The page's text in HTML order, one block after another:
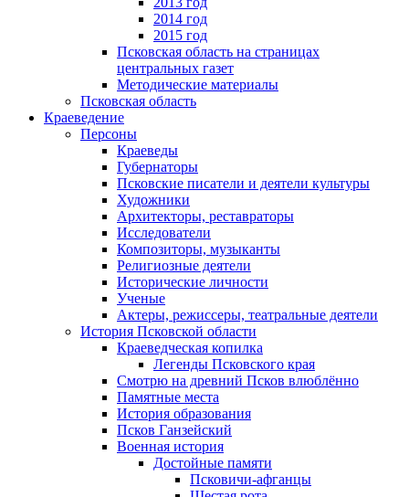
2014 год
2015 год
Псковская область на страницах
центральных газет
Методические материалы
Псковская область
Краеведение
Персоны
Краеведы
Губернаторы
Псковские писатели и деятели культуры
Художники
Архитекторы, реставраторы
Исследователи
Композиторы, музыканты
Религиозные деятели
Исторические личности
Ученые
Актеры, режиссеры, театральные деятели
История Псковской области
Краеведческая копилка
Легенды Псковского края
Смотрю на древний Псков влюблённо
Памятные места
История образования
Псков Ганзейский
Военная история
Достойные памяти
Псковичи-афганцы